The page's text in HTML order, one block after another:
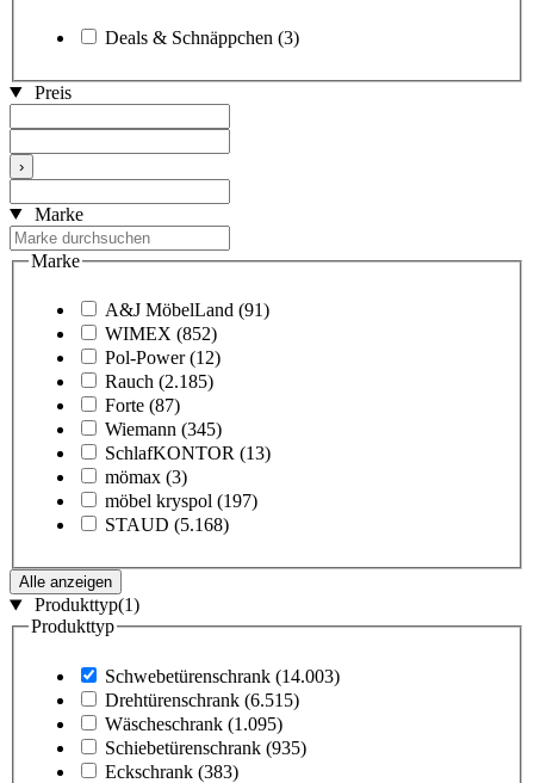
Deals & Schnäppchen (3)
Preis
›
Marke
Marke
A&J MöbelLand (91)
WIMEX (852)
Pol-Power (12)
Rauch (2.185)
Forte (87)
Wiemann (345)
SchlafKONTOR (13)
mömax (3)
möbel kryspol (197)
STAUD (5.168)
Alle anzeigen
Produkttyp(1)
Produkttyp
Schwebetürenschrank (14.003)
Drehtürenschrank (6.515)
Wäscheschrank (1.095)
Schiebetürenschrank (935)
Eckschrank (383)